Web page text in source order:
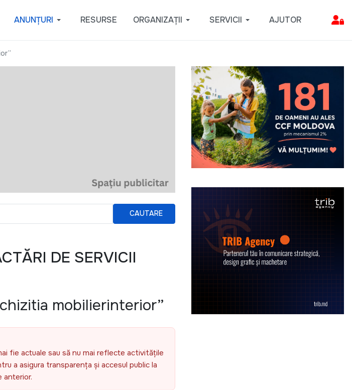
ANUNȚURI RESURSE ORGANIZAȚII SERVICII AJUTOR
CAUTARE
DE SERVICII
mobilierinterior”
fie actuale sau să nu mai reflecte activitățile
a asigura transparența și accesul public la
anterior.